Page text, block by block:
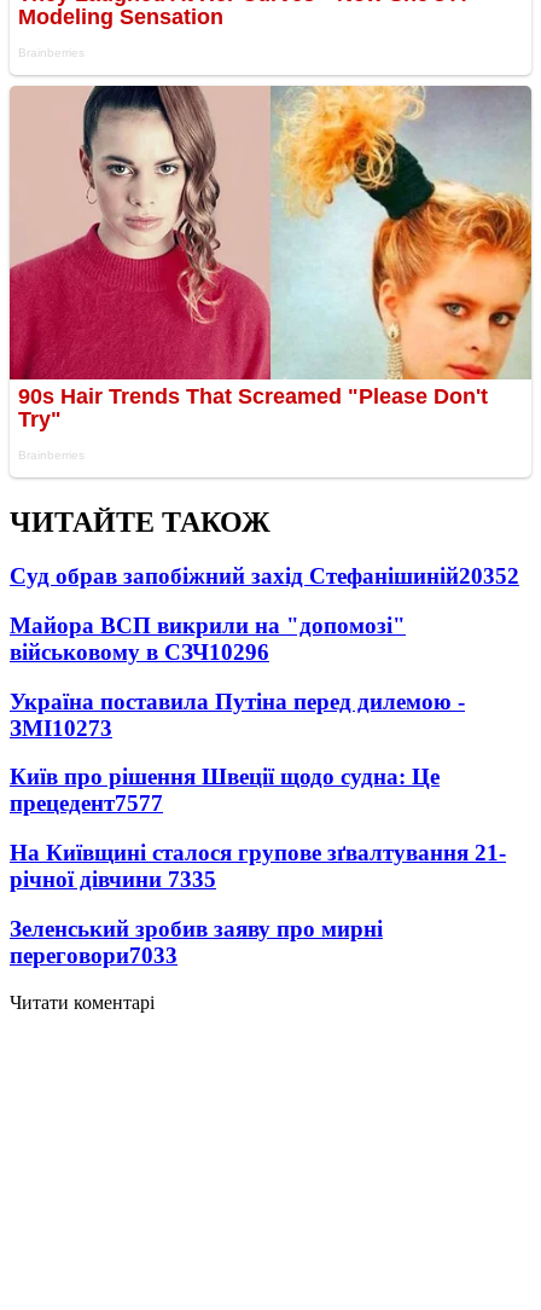
ЧИТАЙТЕ ТАКОЖ
Суд обрав запобіжний захід Стефанішиній20352
Майора ВСП викрили на "допомозі"
військовому в СЗЧ10296
Україна поставила Путіна перед дилемою -
ЗМІ10273
Київ про рішення Швеції щодо судна: Це
прецедент7577
На Київщині сталося групове зґвалтування 21-
річної дівчини 7335
Зеленський зробив заяву про мирні
переговори7033
Читати коментарі